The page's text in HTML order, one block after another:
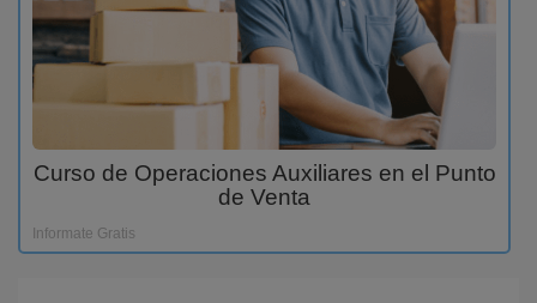
Curso de Operaciones Auxiliares en el Punto
de Venta
Informate Gratis